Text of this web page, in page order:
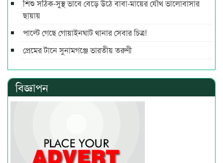
শিশু সঠিক-সুস্থ ভাবে বেড়ে উঠে বাবা-মায়ের যৌথ ভালোবাসার
ছায়ায়
পাল্টে গেছে গোয়াইনঘাট থানার সেবার চিত্র!
প্রেমের টানে সুনামগঞ্জে ভারতীয় তরুণী
বিজ্ঞাপন